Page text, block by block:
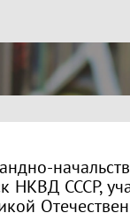
НКВД СССР,